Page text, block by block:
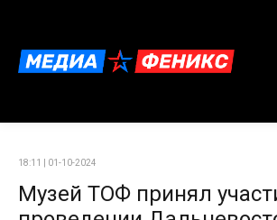
18:11 | 01-10-2024
Музей ТОФ принял